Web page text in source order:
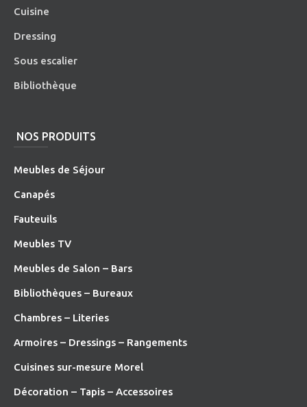
Cuisine
Dressing
Sous escalier
Bibliothèque
NOS PRODUITS
Meubles de Séjour
Canapés
Fauteuils
Meubles TV
Meubles de Salon – Bars
Bibliothèques – Bureaux
Chambres – Literies
Armoires – Dressings – Rangements
Cuisines sur-mesure Morel
Décoration – Tapis – Accessoires